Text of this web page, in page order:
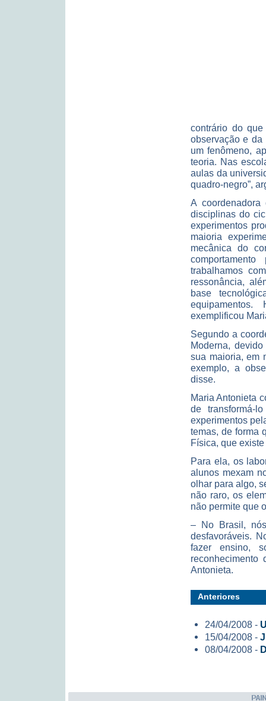
contrário do
observação e
um fenômeno,
teoria. Nas
aulas da
quadro-negro”,
A
disciplinas do
experimentos
maioria
mecânica do
trabalhamos
ressonância,
base
exemplificou
Segundo a
Moderna,
sua maioria, em
exemplo, a
disse.
Maria Antonieta
de transformá-
experimentos
temas, de forma
Física, que
Para ela, os
alunos mexam
olhar para algo,
não raro, os
não permite que
– No Brasil,
desfavoráveis.
fazer ensino,
Antonieta.
Anteriores
24/04/2008 -
15/04/2008 -
08/04/2008 -